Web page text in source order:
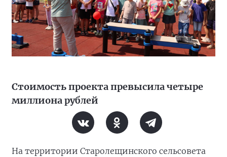
Стоимость проекта превысила четыре
миллиона рублей
На территории Старолещинского сельсовета